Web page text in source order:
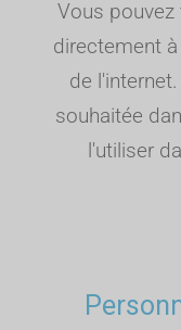
Vous
directement
de
souhaitée
l'utiliser